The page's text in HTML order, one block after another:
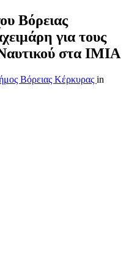
Βόρειας
για τους
στα ΙΜΙΑ
Βόρειας Κέρκυρας in